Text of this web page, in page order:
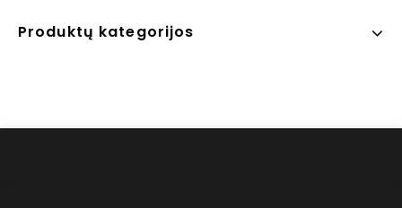
Produktų kategorijos